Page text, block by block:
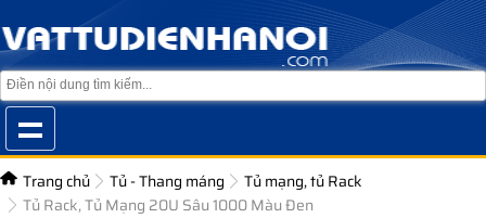
Trang chủ Tủ - Thang máng
Tủ mạng, tủ Rack
Tủ Rack, Tủ Mạng 20U Sâu 1000 Màu Đen